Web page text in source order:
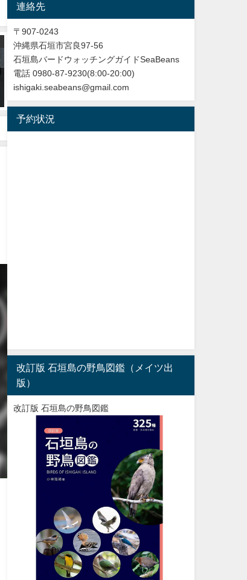
バードウオッチング＆野鳥撮影
沖縄タイムス3月24日朝刊掲載
「石垣に迷鳥確認 ３例目 ノ
ドアカツグミ」
2026年3月25日
NHK BS４K
連絡先
〒907-0243
沖縄県石垣市宮良97-56
石垣島バードウォッチングガイドSeaBeans
電話 0980-87-9230(8:00-20:00)
ishigaki.seabeans@gmail.com
予約状況
改訂版 石垣島の野鳥図鑑（メイツ出
版）
改訂版 石垣島の野鳥図鑑